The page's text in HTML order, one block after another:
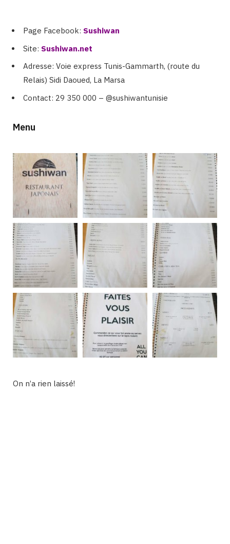
Page Facebook: Sushiwan
Site: Sushiwan.net
Adresse: Voie express Tunis-Gammarth, (route du
Relais) Sidi Daoued, La Marsa
Contact: 29 350 000 – @sushiwantunisie
Menu
On n’a rien laissé!